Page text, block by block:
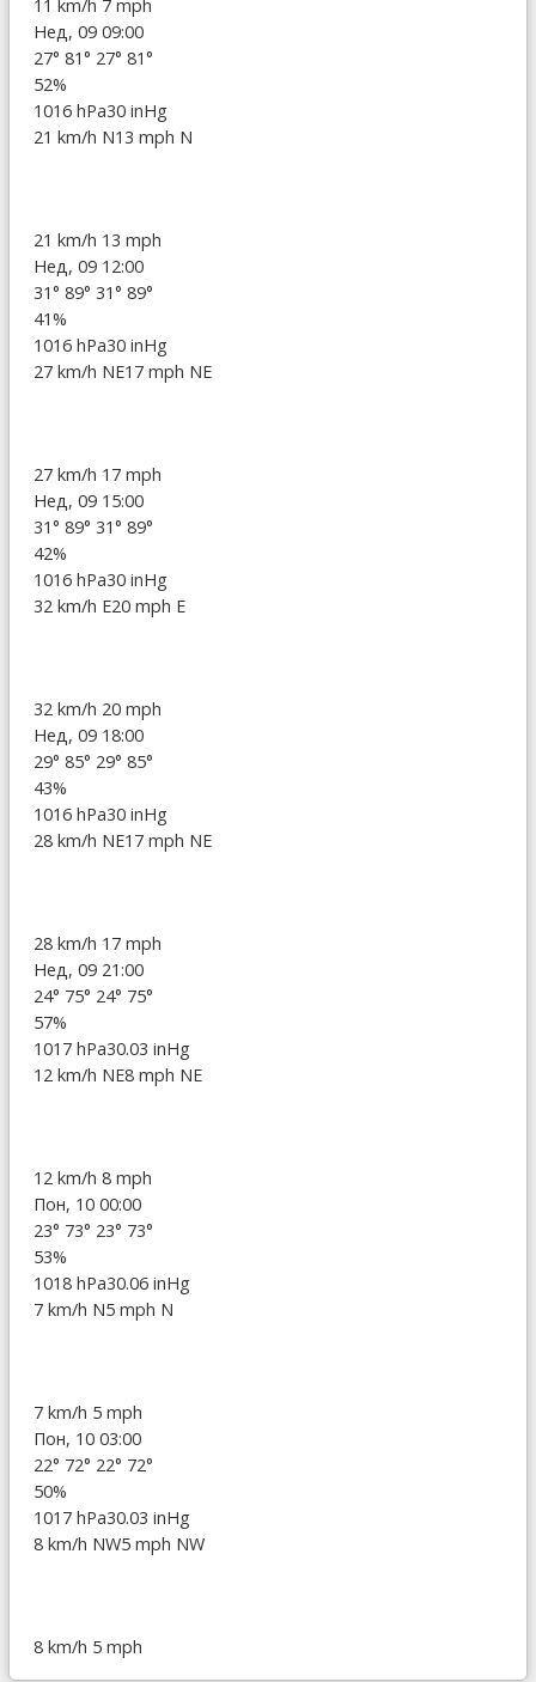
11 km/h 7 mph
Нед, 09 09:00
27° 81° 27° 81°
52%
1016 hPa30 inHg
21 km/h N13 mph N
21 km/h 13 mph
Нед, 09 12:00
31° 89° 31° 89°
41%
1016 hPa30 inHg
27 km/h NE17 mph NE
27 km/h 17 mph
Нед, 09 15:00
31° 89° 31° 89°
42%
1016 hPa30 inHg
32 km/h E20 mph E
32 km/h 20 mph
Нед, 09 18:00
29° 85° 29° 85°
43%
1016 hPa30 inHg
28 km/h NE17 mph NE
28 km/h 17 mph
Нед, 09 21:00
24° 75° 24° 75°
57%
1017 hPa30.03 inHg
12 km/h NE8 mph NE
12 km/h 8 mph
Пон, 10 00:00
23° 73° 23° 73°
53%
1018 hPa30.06 inHg
7 km/h N5 mph N
7 km/h 5 mph
Пон, 10 03:00
22° 72° 22° 72°
50%
1017 hPa30.03 inHg
8 km/h NW5 mph NW
8 km/h 5 mph